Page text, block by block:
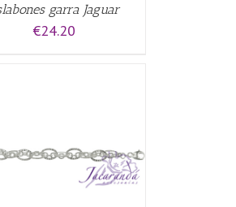
garra Jaguar
€24.20